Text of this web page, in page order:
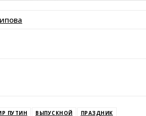
ПУТИН ВЫПУСКНОЙ ПРАЗДНИК